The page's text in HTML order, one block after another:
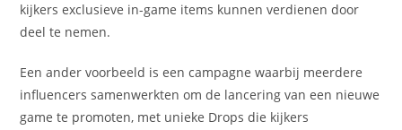
kijkers exclusieve in-game items kunnen verdienen door
deel te nemen.
Een ander voorbeeld is een campagne waarbij meerdere
influencers samenwerkten om de lancering van een nieuwe
game te promoten, met unieke Drops die kijkers